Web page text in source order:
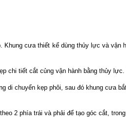
cưa thiết kế dùng thủy lực và
tiết cắt củng vận hành bằng thủy
chuyển kẹp phôi, sau đó khung cưa
2 phía trái và phải để tạo góc cắt,